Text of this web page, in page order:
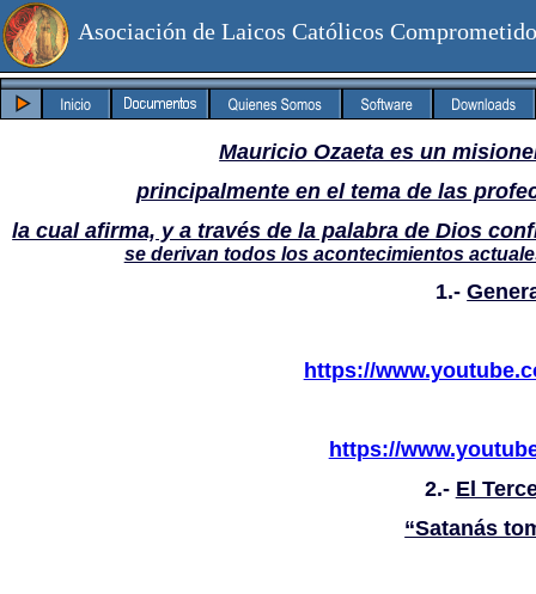
Asociación de Laicos Católicos
Mauricio Ozaeta es un
principalmente en el tema de las
la cual afirma, y a través de la palabra de Dios
se derivan todos los acontecimientos
1.-
https://
https://
2.- El
“Satanás